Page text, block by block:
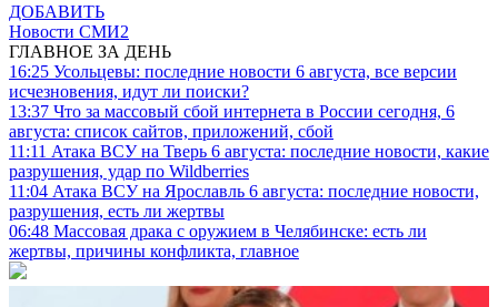
ДОБАВИТЬ
Новости СМИ2
ГЛАВНОЕ ЗА ДЕНЬ
16:25 Усольцевы: последние новости 6 августа, все версии
исчезновения, идут ли поиски?
13:37 Что за массовый сбой интернета в России сегодня, 6
августа: список сайтов, приложений, сбой
11:11 Атака ВСУ на Тверь 6 августа: последние новости, какие
разрушения, удар по Wildberries
11:04 Атака ВСУ на Ярославль 6 августа: последние новости,
разрушения, есть ли жертвы
06:48 Массовая драка с оружием в Челябинске: есть ли
жертвы, причины конфликта, главное